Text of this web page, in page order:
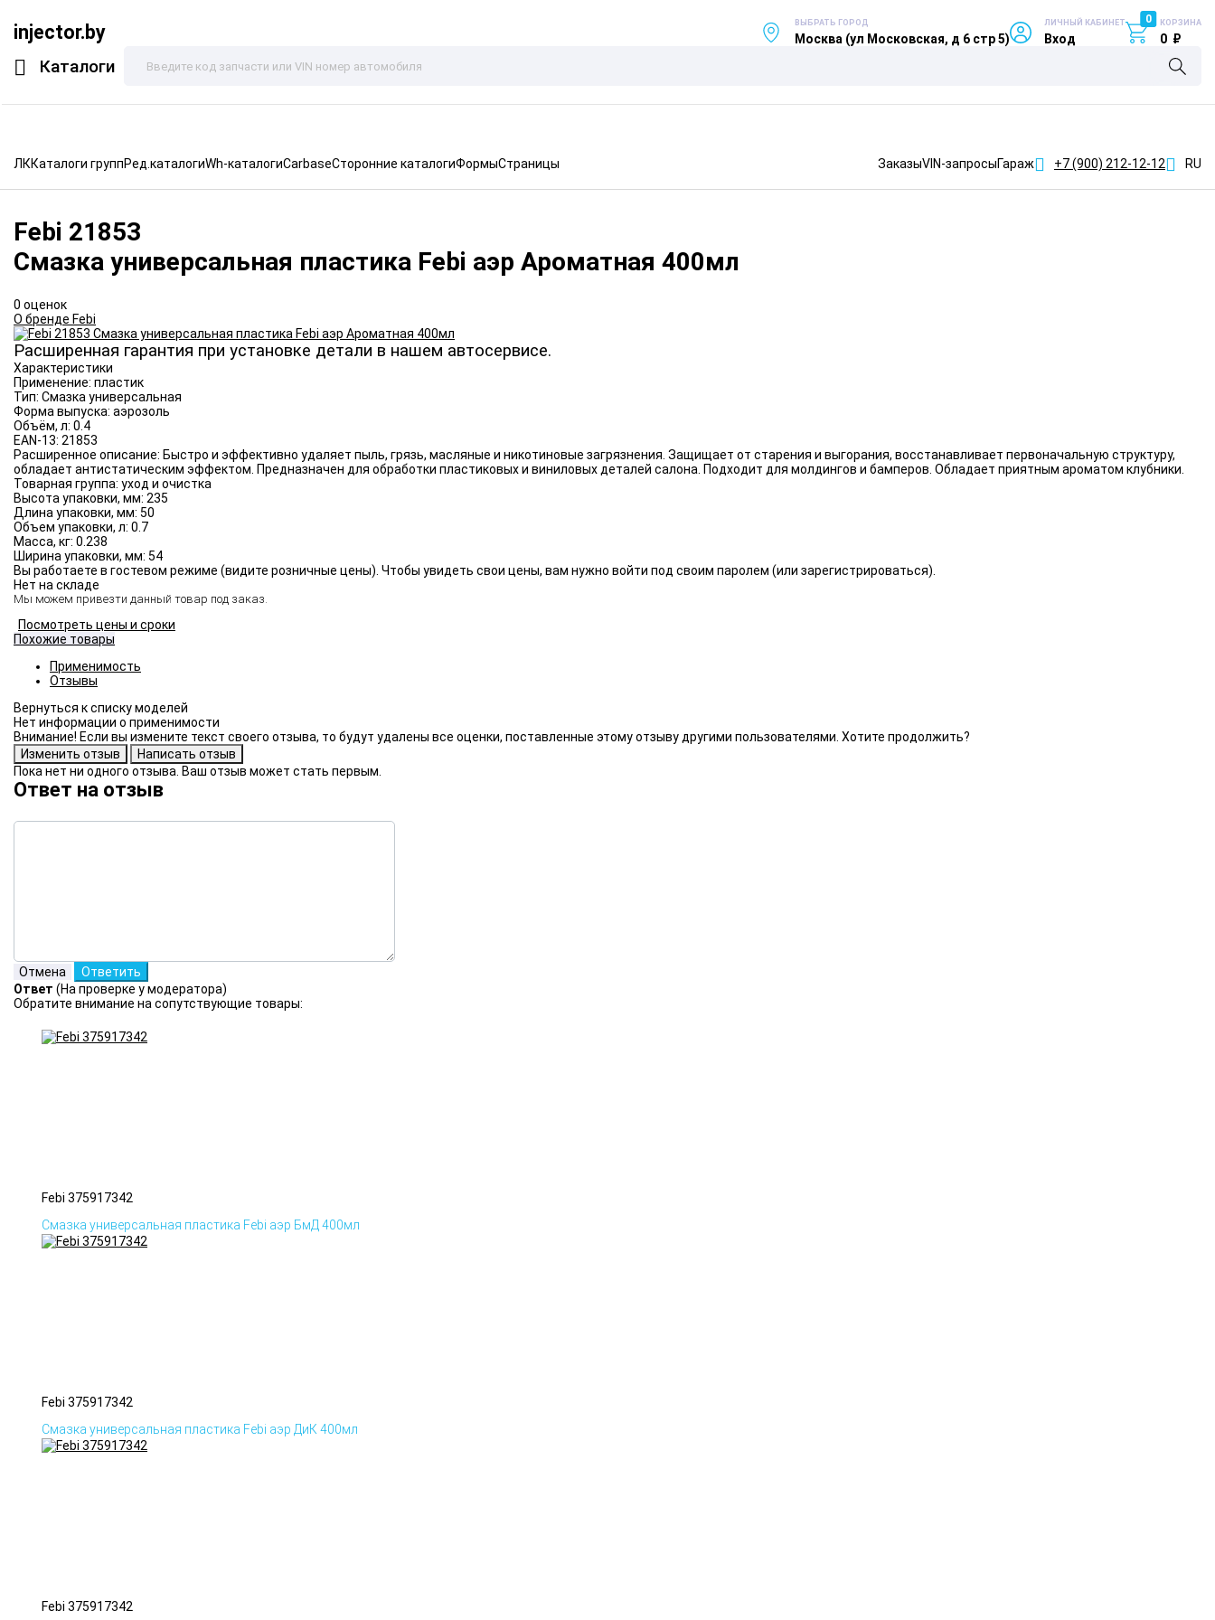
injector.by
Каталоги
ВЫБРАТЬ ГОРОД
Москва (ул Московская, д 6 стр 5)
ЛИЧНЫЙ КАБИНЕТ
Вход
0 КОРЗИНА
0 ₽
ЛККаталоги группРед.каталогиWh-каталогиCarbaseСторонние каталогиФормыСтраницы ЗаказыVIN-запросыГараж +7 (900) 212-12-12 RU
Febi 21853
Смазка универсальная пластика Febi аэр Ароматная 400мл
0 оценок
О бренде Febi
Расширенная гарантия при установке детали в нашем автосервисе.
Характеристики
Применение: пластик
Тип: Смазка универсальная
Форма выпуска: аэрозоль
Объём, л: 0.4
EAN-13: 21853
Расширенное описание: Быстро и эффективно удаляет пыль, грязь, масляные и никотиновые загрязнения. Защищает от старения и выгорания, восстанавливает первоначальную структуру,
обладает антистатическим эффектом. Предназначен для обработки пластиковых и виниловых деталей салона. Подходит для молдингов и бамперов. Обладает приятным ароматом клубники.
Товарная группа: уход и очистка
Высота упаковки, мм: 235
Длина упаковки, мм: 50
Объем упаковки, л: 0.7
Масса, кг: 0.238
Ширина упаковки, мм: 54
Вы работаете в гостевом режиме (видите розничные цены). Чтобы увидеть свои цены, вам нужно войти под своим паролем (или зарегистрироваться).
Нет на складе
Мы можем привезти данный товар под заказ.
Посмотреть цены и сроки
Похожие товары
Применимость
Отзывы
Нет информации о применимости
Внимание! Если вы измените текст своего отзыва, то будут удалены все оценки, поставленные этому отзыву другими пользователями. Хотите продолжить?
Пока нет ни одного отзыва. Ваш отзыв может стать первым.
Ответ на отзыв
Ответ (На проверке у модератора)
Обратите внимание на сопутствующие товары:
Febi 375917342
Смазка универсальная пластика Febi аэр БмД 400мл
Febi 375917342
Смазка универсальная пластика Febi аэр ДиК 400мл
Febi 375917342